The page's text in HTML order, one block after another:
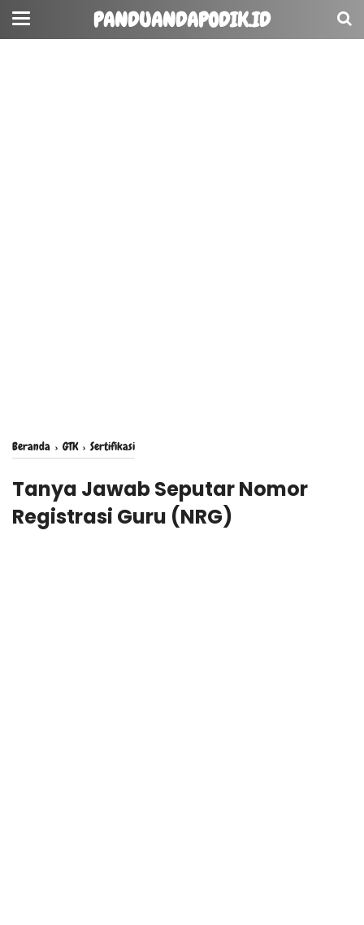
PANDUANDAPODIK.ID
Beranda › GTK › Sertifikasi
Tanya Jawab Seputar Nomor
Registrasi Guru (NRG)